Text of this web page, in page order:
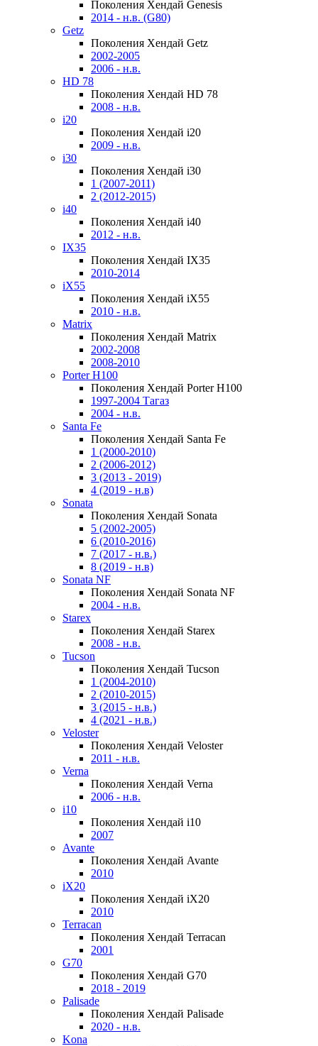
Поколения Хендай Genesis
2014 - н.в. (G80)
Getz
Поколения Хендай Getz
2002-2005
2006 - н.в.
HD 78
Поколения Хендай HD 78
2008 - н.в.
i20
Поколения Хендай i20
2009 - н.в.
i30
Поколения Хендай i30
1 (2007-2011)
2 (2012-2015)
i40
Поколения Хендай i40
2012 - н.в.
IX35
Поколения Хендай IX35
2010-2014
iX55
Поколения Хендай iX55
2010 - н.в.
Matrix
Поколения Хендай Matrix
2002-2008
2008-2010
Porter H100
Поколения Хендай Porter H100
1997-2004 Тагаз
2004 - н.в.
Santa Fe
Поколения Хендай Santa Fe
1 (2000-2010)
2 (2006-2012)
3 (2013 - 2019)
4 (2019 - н.в)
Sonata
Поколения Хендай Sonata
5 (2002-2005)
6 (2010-2016)
7 (2017 - н.в.)
8 (2019 - н.в)
Sonata NF
Поколения Хендай Sonata NF
2004 - н.в.
Starex
Поколения Хендай Starex
2008 - н.в.
Tucson
Поколения Хендай Tucson
1 (2004-2010)
2 (2010-2015)
3 (2015 - н.в.)
4 (2021 - н.в.)
Veloster
Поколения Хендай Veloster
2011 - н.в.
Verna
Поколения Хендай Verna
2006 - н.в.
i10
Поколения Хендай i10
2007
Avante
Поколения Хендай Avante
2010
iX20
Поколения Хендай iX20
2010
Terracan
Поколения Хендай Terracan
2001
G70
Поколения Хендай G70
2018 - 2019
Palisade
Поколения Хендай Palisade
2020 - н.в.
Kona